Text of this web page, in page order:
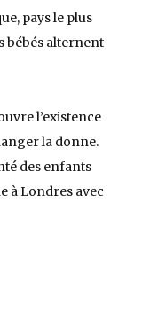
pays le plus
bébés alternent
l’existence
la donne.
des enfants
à Londres avec